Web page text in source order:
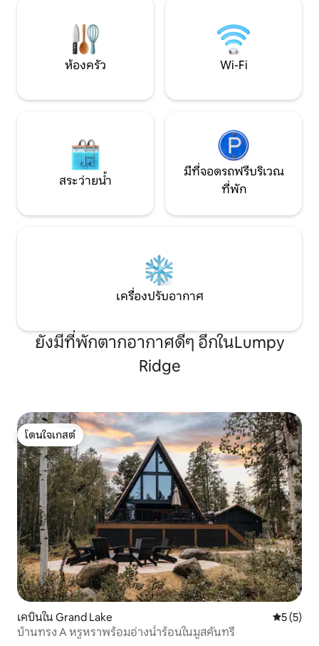
เครื่อง + ห้องครัวแบบเปิดพร้อมเครื่องใช้
ไฟฟ้าระดับไฮเอนด์ + ปลั๊กไฟที่รองรับ
รถยนต์ไฟฟ้าในโรงรถ + เครื่องปรับอากาศ
ห้องอาบน้ำฝักบัวแบบเ
Zen สำหรับ 2 คน
ห้องครัว Wi-Fi
สระว่ายน้ำ
มีที่จอดรถฟรีบริเวณ
ที่พัก
เครื่องปรับอากาศ
ยังมีที่พักตากอากาศดีๆ อีกในLumpy
Ridge
โดนใจเกสต์
โดนใจเกสต์
เคบินใน Grand Lake คะแนนเฉ
5 (5)
บ้านทรง A หรูหราพร้อมอ่างน้ำร้อนในมูสคันทรี